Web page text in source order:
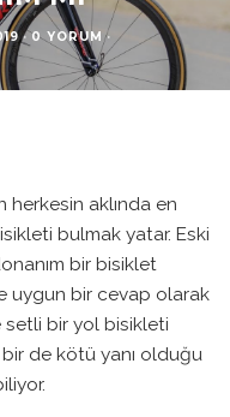
· 0 YORUM ·
herkesin aklında en
bulmak yatar. Eski
bir bisiklet
uygun bir cevap olarak
bir yol bisikleti
de kötü yanı olduğu